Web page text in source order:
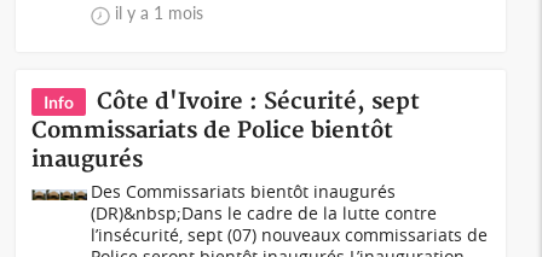
il y a 1 mois
Info
Côte d'Ivoire : Sécurité, sept
Commissariats de Police bientôt
inaugurés
Des Commissariats bientôt inaugurés
(DR)&nbsp;Dans le cadre de la lutte contre
l’insécurité, sept (07) nouveaux commissariats de